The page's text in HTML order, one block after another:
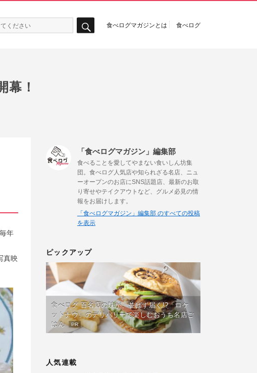
食べログマガジンとは 食べログ
幕！
年
真映
「食べログマガジン」編集部
食べることを愛してやまない食いしん坊集
団。食べログ人気店や知られざる名店、ニュ
ーオープンのお店にSNS話題店、最新のお取
り寄せやテイクアウトなど、グルメ必見の情
報をお届けします。
「食べログマガジン」編集部 のすべての投稿
を表示
ピックアップ
食べログ 百名店の味が、並ばず届く!?「ロケ
ットナウ」のデリバリーで楽しむおうち名店ご
はん
PR
人気連載